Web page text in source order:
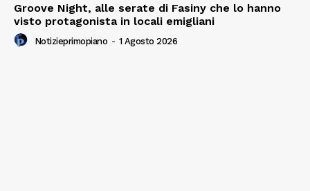
Groove Night, alle serate di Fasiny che lo hanno
visto protagonista in locali emigliani
Notizieprimopiano - 1 Agosto 2026